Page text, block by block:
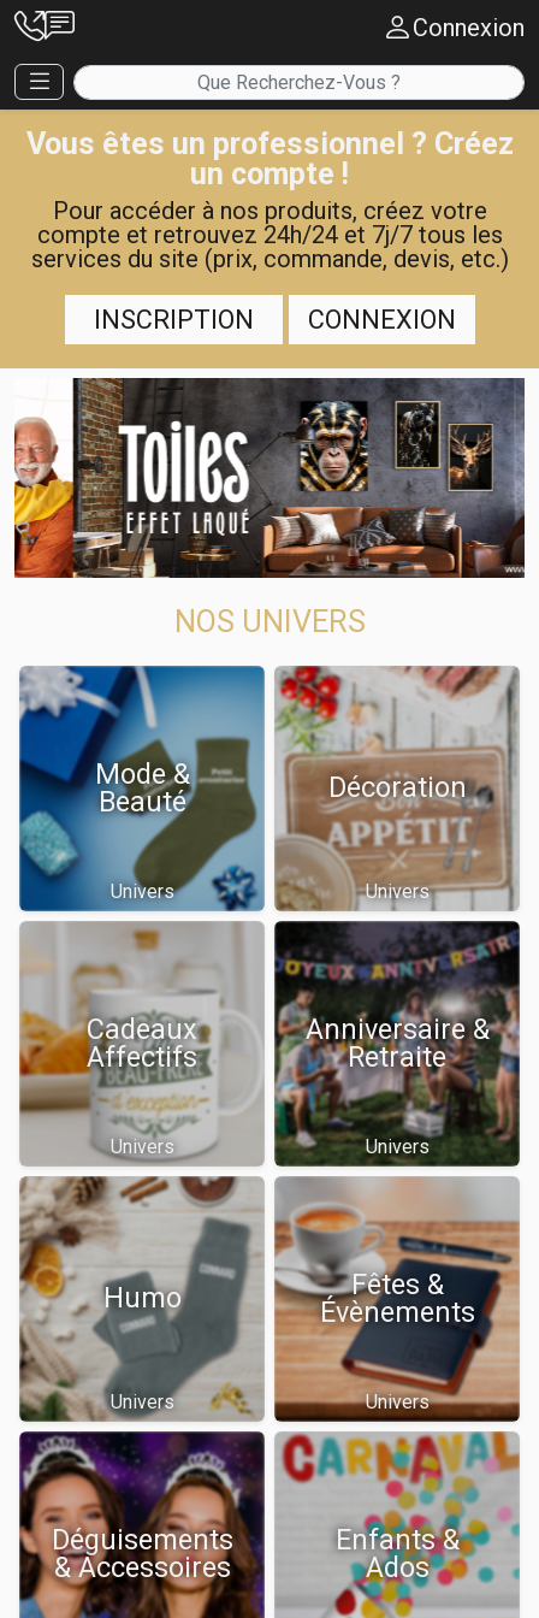
Connexion
Vous êtes un professionnel ? Créez
un compte !
Pour accéder à nos produits, créez votre
compte et retrouvez 24h/24 et 7j/7 tous les
services du site (prix, commande, devis, etc.)
INSCRIPTION CONNEXION
NOS UNIVERS
Mode &
Beauté
Univers
Décoration
Univers
Cadeaux
Affectifs
Univers
Anniversaire &
Retraite
Univers
Humo
Univers
Fêtes &
Évènements
Univers
Déguisements
& Accessoires
Enfants &
Ados